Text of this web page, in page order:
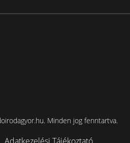
Minden jog fenntartva.